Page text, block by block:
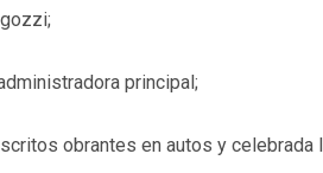
principal;
obrantes en autos y